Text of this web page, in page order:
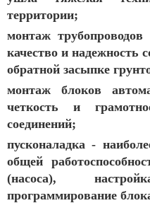
территории;
монтаж трубопроводов
качество и надежность
обратной засыпке
монтаж блоков
четкость и
соединений;
пусконаладка-
общей
(насоса),
программирование